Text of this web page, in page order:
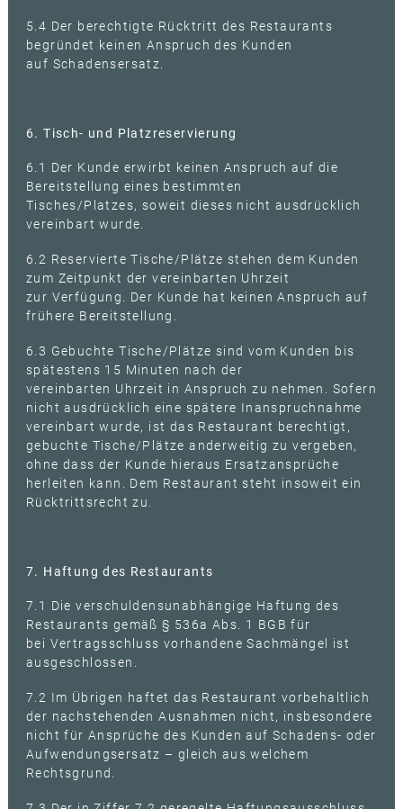
5.4 Der berechtigte Rücktritt des Restaurants
begründet keinen Anspruch des Kunden
auf Schadensersatz.
6. Tisch- und Platzreservierung
6.1 Der Kunde erwirbt keinen Anspruch auf die
Bereitstellung eines bestimmten
Tisches/Platzes, soweit dieses nicht ausdrücklich
vereinbart wurde.
6.2 Reservierte Tische/Plätze stehen dem Kunden
zum Zeitpunkt der vereinbarten Uhrzeit
zur Verfügung. Der Kunde hat keinen Anspruch auf
frühere Bereitstellung.
6.3 Gebuchte Tische/Plätze sind vom Kunden bis
spätestens 15 Minuten nach der
vereinbarten Uhrzeit in Anspruch zu nehmen. Sofern
nicht ausdrücklich eine spätere Inanspruchnahme
vereinbart wurde, ist das Restaurant berechtigt,
gebuchte Tische/Plätze anderweitig zu vergeben,
ohne dass der Kunde hieraus Ersatzansprüche
herleiten kann. Dem Restaurant steht insoweit ein
Rücktrittsrecht zu.
7. Haftung des Restaurants
7.1 Die verschuldensunabhängige Haftung des
Restaurants gemäß § 536a Abs. 1 BGB für
bei Vertragsschluss vorhandene Sachmängel ist
ausgeschlossen.
7.2 Im Übrigen haftet das Restaurant vorbehaltlich
der nachstehenden Ausnahmen nicht, insbesondere
nicht für Ansprüche des Kunden auf Schadens- oder
Aufwendungsersatz – gleich aus welchem
Rechtsgrund.